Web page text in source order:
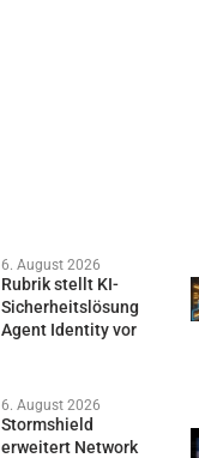
6. August 2026
Rubrik stellt KI-
Sicherheitslösung
Agent Identity vor
6. August 2026
Stormshield
erweitert Network